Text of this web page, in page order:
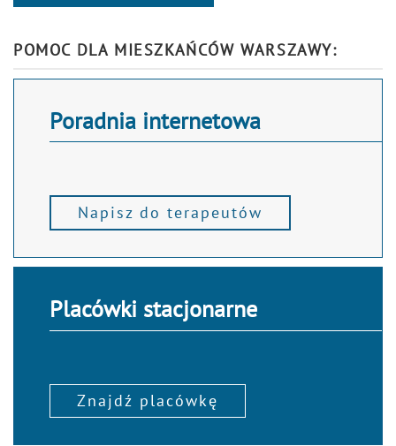
POMOC DLA MIESZKAŃCÓW WARSZAWY:
Poradnia internetowa
Napisz do terapeutów
Placówki stacjonarne
Znajdź placówkę